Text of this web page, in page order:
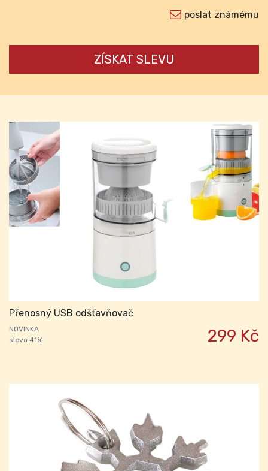
poslat známému
ZÍSKAT SLEVU
Přenosný USB odšťavňovač
NOVINKA
sleva 41%
299 Kč